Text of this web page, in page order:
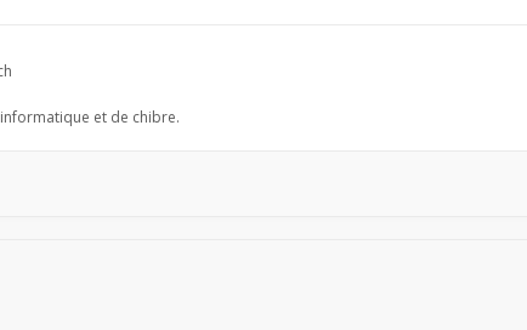
et de chibre.